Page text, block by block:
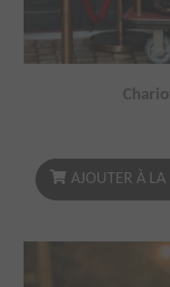
AJOUTER À LA